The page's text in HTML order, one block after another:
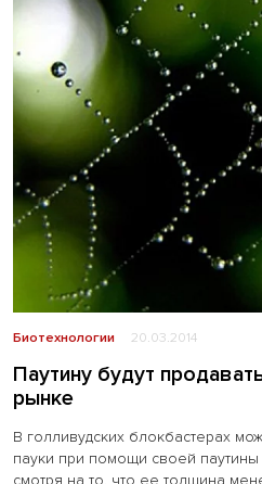
Биотехнологии 20.03.2014
Паутину будут
рынке
В голливудских блокбастерах
пауки при помощи своей паутины
смотря на то, что ее толщина